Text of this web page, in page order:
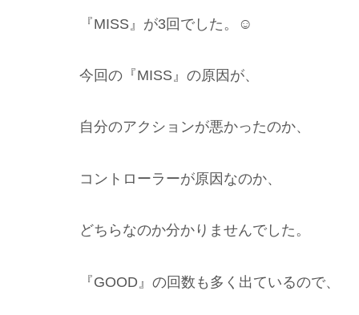
『MISS』が3回でした。☺️
今回の『MISS』の原因が、
自分のアクションが悪かったのか、
コントローラーが原因なのか、
どちらなのか分かりませんでした。
『GOOD』の回数も多く出ているので、